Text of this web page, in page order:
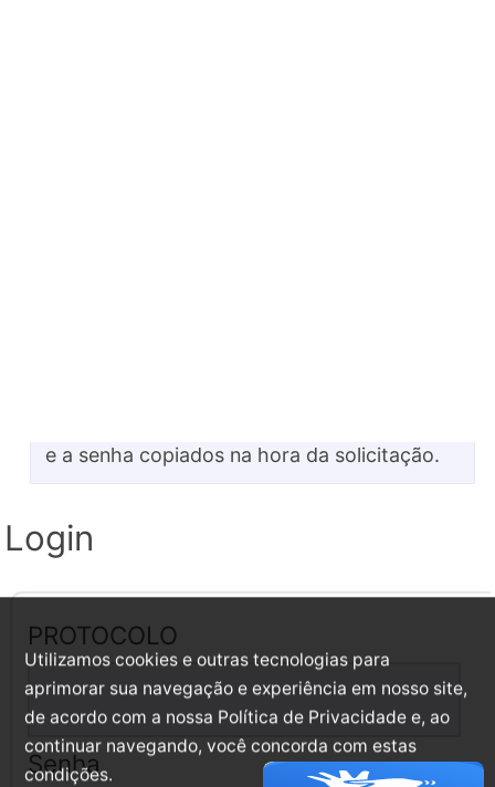
Utilizamos cookies e outras tecnologias para
aprimorar sua navegação e experiência em nosso site,
de acordo com a nossa Política de Privacidade e, ao
continuar navegando, você concorda com estas
condições.
e a senha copiados na hora da solicitação.
Login
PROTOCOLO
Senha